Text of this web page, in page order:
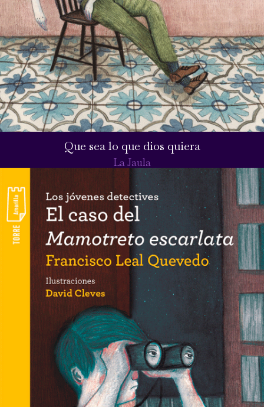
Que sea lo que dios quiera
La Jaula